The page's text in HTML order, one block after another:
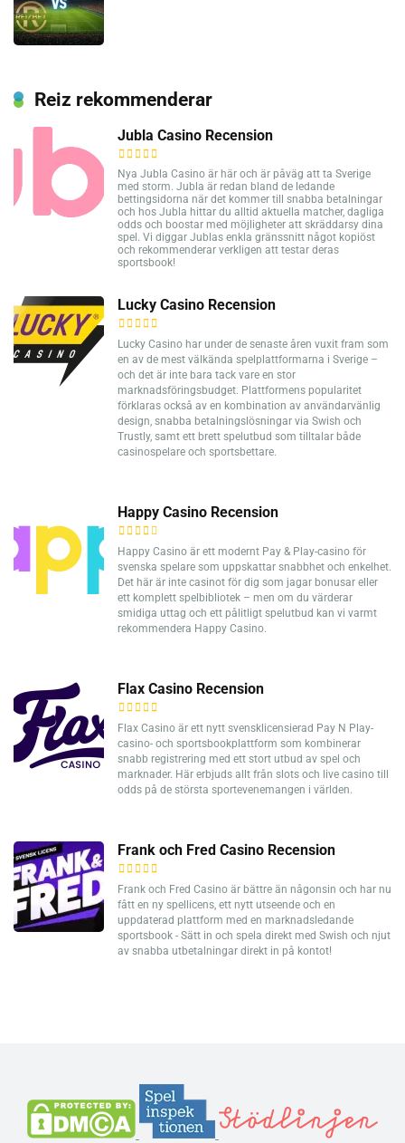
Reiz rekommenderar
Jubla Casino Recension
Nya Jubla Casino är här och är påväg att ta Sverige
med storm. Jubla är redan bland de ledande
bettingsidorna när det kommer till snabba betalningar
och hos Jubla hittar du alltid aktuella matcher, dagliga
odds och boostar med möjligheter att skräddarsy dina
spel. Vi diggar Jublas enkla gränssnitt något kopiöst
och rekommenderar verkligen att testar deras
sportsbook!
Lucky Casino Recension
Lucky Casino har under de senaste åren vuxit fram som
en av de mest välkända spelplattformarna i Sverige –
och det är inte bara tack vare en stor
marknadsföringsbudget. Plattformens popularitet
förklaras också av en kombination av användarvänlig
design, snabba betalningslösningar via Swish och
Trustly, samt ett brett spelutbud som tilltalar både
casinospelare och sportsbettare.
Happy Casino Recension
Happy Casino är ett modernt Pay & Play-casino för
svenska spelare som uppskattar snabbhet och enkelhet.
Det här är inte casinot för dig som jagar bonusar eller
ett komplett spelbibliotek – men om du värderar
smidiga uttag och ett pålitligt spelutbud kan vi varmt
rekommendera Happy Casino.
Flax Casino Recension
Flax Casino är ett nytt svensklicensierad Pay N Play-
casino- och sportsbookplattform som kombinerar
snabb registrering med ett stort utbud av spel och
marknader. Här erbjuds allt från slots och live casino till
odds på de största sportevenemangen i världen.
Frank och Fred Casino Recension
Frank och Fred Casino är bättre än någonsin och har nu
fått en ny spellicens, ett nytt utseende och en
uppdaterad plattform med en marknadsledande
sportsbook - Sätt in och spela direkt med Swish och njut
av snabba utbetalningar direkt in på kontot!